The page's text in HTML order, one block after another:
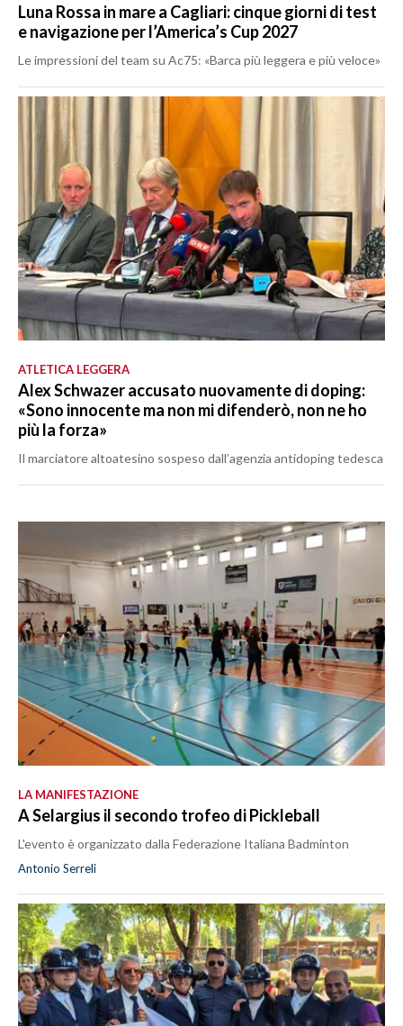
Luna Rossa in mare a Cagliari: cinque giorni di test
e navigazione per l’America’s Cup 2027
Le impressioni del team su Ac75: «Barca più leggera e più veloce»
ATLETICA LEGGERA
Alex Schwazer accusato nuovamente di doping:
«Sono innocente ma non mi difenderò, non ne ho
più la forza»
Il marciatore altoatesino sospeso dall’agenzia antidoping tedesca
LA MANIFESTAZIONE
A Selargius il secondo trofeo di Pickleball
L'evento è organizzato dalla Federazione Italiana Badminton
Antonio Serreli